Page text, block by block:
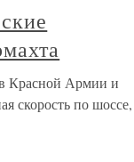
Красной Армии и
скорость по шоссе,